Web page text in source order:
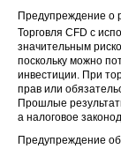
Предупреждение о
Торговля CFD с
значительным
поскольку можно
инвестиции. При
прав или
Прошлые
а налоговое
Предупреждение